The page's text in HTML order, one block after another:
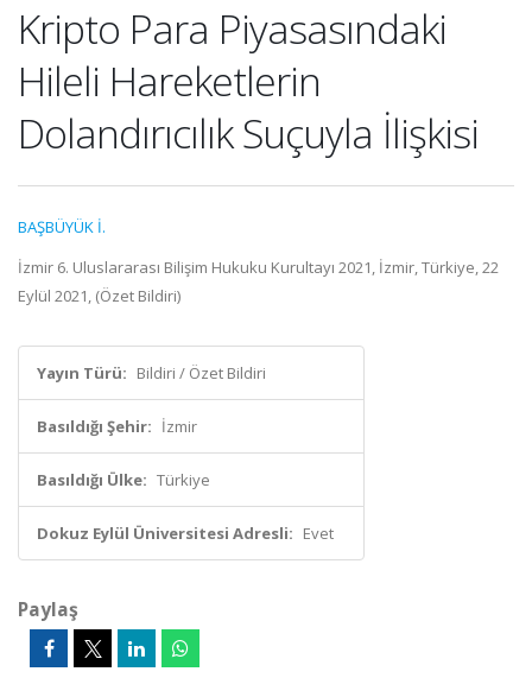
Kripto Para Piyasasındaki
Hileli Hareketlerin
Dolandırıcılık Suçuyla İlişkisi
BAŞBÜYÜK İ.
İzmir 6. Uluslararası Bilişim Hukuku Kurultayı 2021, İzmir, Türkiye, 22
Eylül 2021, (Özet Bildiri)
Yayın Türü: Bildiri / Özet Bildiri
Basıldığı Şehir: İzmir
Basıldığı Ülke: Türkiye
Dokuz Eylül Üniversitesi Adresli: Evet
Paylaş